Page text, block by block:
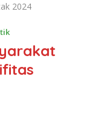
2024